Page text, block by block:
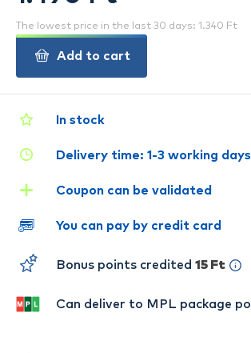
In stock
Delivery time: 1-3 working days
Coupon can be validated
You can pay by credit card
Bonus points credited 15 Ft
Can deliver to MPL package
The lowest price in the last 30 days: 1.340 Ft
Add to cart